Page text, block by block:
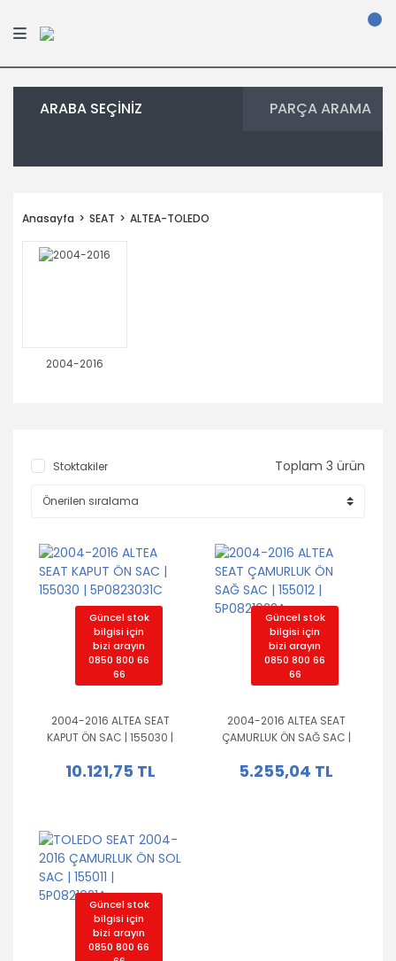
ARABA SEÇİNİZ PARÇA ARAMA
Anasayfa SEAT ALTEA-TOLEDO
2004-2016
Stoktakiler Toplam 3 ürün
Güncel stok
bilgisi için
bizi arayın
0850 800 66
66
2004-2016 ALTEA SEAT
KAPUT ÖN SAC | 155030 |
10.121,75 TL
Güncel stok
bilgisi için
bizi arayın
0850 800 66
66
2004-2016 ALTEA SEAT
ÇAMURLUK ÖN SAĞ SAC |
5.255,04 TL
Güncel stok
bilgisi için
bizi arayın
0850 800 66